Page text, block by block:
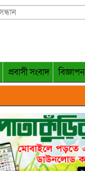
প্রবাসী সংবাদ
বিজ্ঞাপন